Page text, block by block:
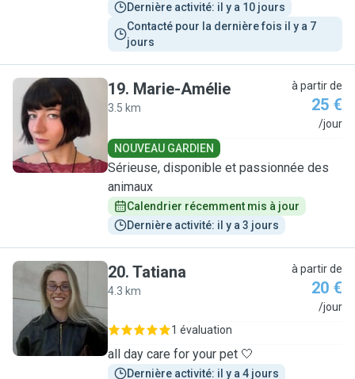
Dernière activité: il y a 10 jours
Contacté pour la dernière fois il y a 7
jours
M
19. Marie-Amélie
3.5 km
à partir de
25 €
/jour
NOUVEAU GARDIEN
Sérieuse, disponible et passionnée des
animaux
Calendrier récemment mis à jour
Dernière activité: il y a 3 jours
T
20. Tatiana
4.3 km
à partir de
20 €
/jour
1 évaluation
all day care for your pet 🤍
Dernière activité: il y a 4 jours